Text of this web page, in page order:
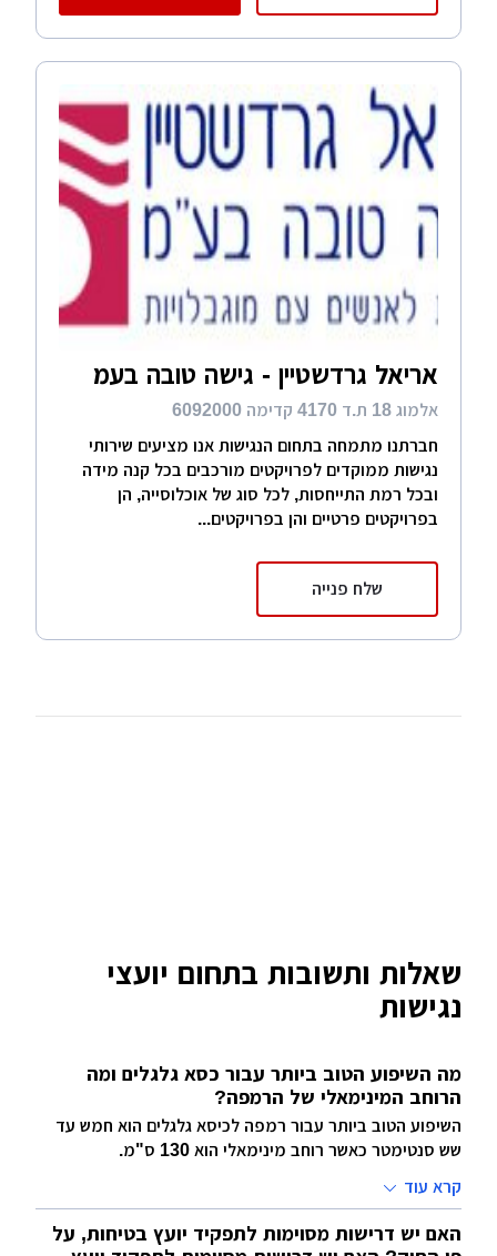
אריאל גרדשטיין - גישה טובה בעמ
אלמוג 18 ת.ד 4170 קדימה 6092000
חברתנו מתמחה בתחום הנגישות אנו מציעים שירותי
נגישות ממוקדים לפרויקטים מורכבים בכל קנה מידה
ובכל רמת התייחסות, לכל סוג של אוכלוסייה, הן
בפרויקטים פרטיים והן בפרויקטים...
שלח פנייה
שאלות ותשובות בתחום יועצי
נגישות
מה השיפוע הטוב ביותר עבור כסא גלגלים ומה
הרוחב המינימאלי של הרמפה?
השיפוע הטוב ביותר עבור רמפה לכיסא גלגלים הוא חמש עד
שש סנטימטר כאשר רוחב מינימאלי הוא 130 ס"מ.
קרא עוד
האם יש דרישות מסוימות לתפקיד יועץ בטיחות, על